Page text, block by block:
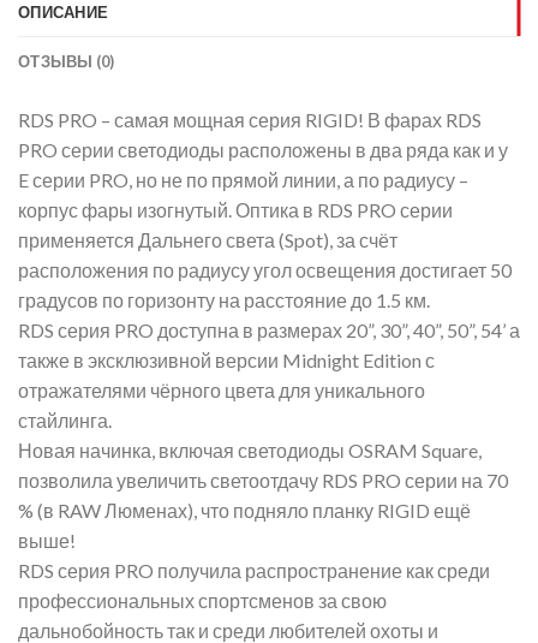
ОПИСАНИЕ
ОТЗЫВЫ (0)
RDS PRO – самая мощная серия RIGID! В фарах RDS
PRO серии светодиоды расположены в два ряда как и у
E серии PRO, но не по прямой линии, а по радиусу –
корпус фары изогнутый. Оптика в RDS PRO серии
применяется Дальнего света (Spot), за счёт
расположения по радиусу угол освещения достигает 50
градусов по горизонту на расстояние до 1.5 км.
RDS серия PRO доступна в размерах 20”, 30”, 40”, 50”, 54’ а
также в эксклюзивной версии Midnight Edition с
отражателями чёрного цвета для уникального
стайлинга.
Новая начинка, включая светодиоды OSRAM Square,
позволила увеличить светоотдачу RDS PRO серии на 70
% (в RAW Люменах), что подняло планку RIGID ещё
выше!
RDS серия PRO получила распространение как среди
профессиональных спортсменов за свою
дальнобойность так и среди любителей охоты и